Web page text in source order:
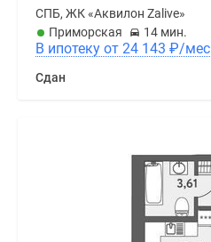
СПБ, ЖК «Аквилон Zalive»
Приморская
14 мин.
В ипотеку от 24 143 ₽/мес
Сдан